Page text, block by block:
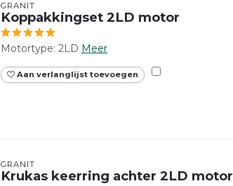
GRANIT
Koppakkingset 2LD motor
Motortype: 2LD Meer
Aan verlanglijst toevoegen
GRANIT
Krukas keerring achter 2LD motor